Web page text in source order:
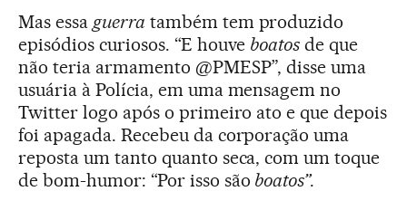
Mas essa guerra também tem produzido
episódios curiosos. “E houve boatos de que
não teria armamento @PMESP”, disse uma
usuária à Polícia, em uma mensagem no
Twitter logo após o primeiro ato e que depois
foi apagada. Recebeu da corporação uma
reposta um tanto quanto seca, com um toque
de bom-humor: “Por isso são boatos”.